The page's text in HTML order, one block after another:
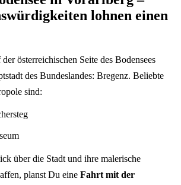
lohnen einen
österreichischen Seite des Bodensees
des Bundeslandes: Bregenz. Beliebte
sind:
über die Stadt und ihre malerische
planst Du eine Fahrt mit der